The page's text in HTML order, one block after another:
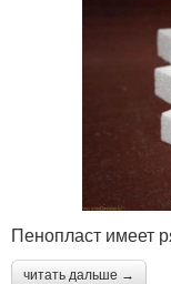
Пенопласт имеет
читать дальше →